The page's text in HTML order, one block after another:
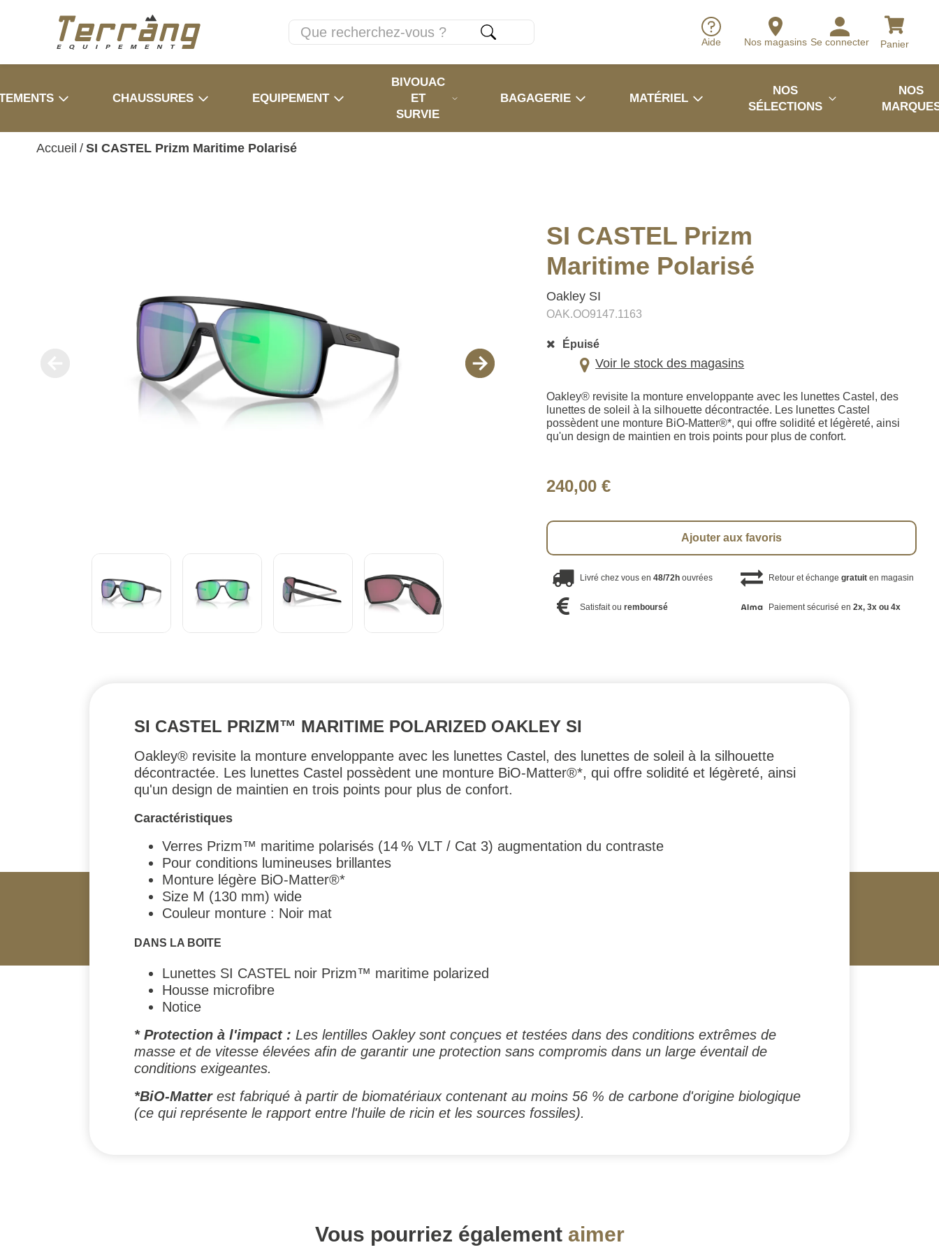
Aide Nos magasins Se connecter Panier
CHAUSSURES EQUIPEMENT
BIVOUAC
ET
SURVIE
BAGAGERIE MATÉRIEL
NOS
SÉLECTIONS
NOS
Accueil / SI CASTEL Prizm Maritime Polarisé
SI CASTEL Prizm
Maritime Polarisé
Oakley SI
OAK.OO9147.1163
Épuisé
Voir le stock des magasins
Oakley® revisite la monture enveloppante avec les lunettes Castel, des
lunettes de soleil à la silhouette décontractée. Les lunettes Castel
possèdent une monture BiO-Matter®*, qui offre solidité et légèreté, ainsi
qu'un design de maintien en trois points pour plus de confort.
240,00 €
Ajouter aux favoris
Livré chez vous en48/72h ouvrées Retour et échange gratuiten magasin
Satisfait ouremboursé Paiement sécurisé en 2x, 3x ou 4x
SI CASTEL PRIZM™ MARITIME POLARIZED OAKLEY SI
Oakley® revisite la monture enveloppante avec les lunettes Castel, des lunettes de soleil à la silhouette
décontractée. Les lunettes Castel possèdent une monture BiO-Matter®*, qui offre solidité et légèreté, ainsi
qu'un design de maintien en trois points pour plus de confort.
Caractéristiques
Verres Prizm™ maritime polarisés (14 % VLT / Cat 3) augmentation du contraste
Pour conditions lumineuses brillantes
Monture légère BiO-Matter®*
Size M (130 mm) wide
Couleur monture : Noir mat
DANS LA BOITE
Lunettes SI CASTEL noir Prizm™ maritime polarized
Housse microfibre
Notice
* Protection à l'impact : Les lentilles Oakley sont conçues et testées dans des conditions extrêmes de
masse et de vitesse élevées afin de garantir une protection sans compromis dans un large éventail de
conditions exigeantes.
*BiO-Matterest fabriqué à partir de biomatériaux contenant au moins 56 % de carbone d'origine biologique
(ce qui représente le rapport entre l'huile de ricin et les sources fossiles).
Vous pourriez également aimer